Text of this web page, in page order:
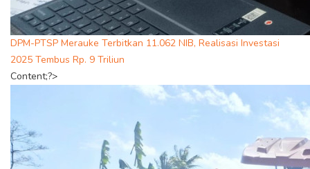
DPM-PTSP Merauke Terbitkan 11.062 NIB, Realisasi Investasi
2025 Tembus Rp. 9 Triliun
Content;?>